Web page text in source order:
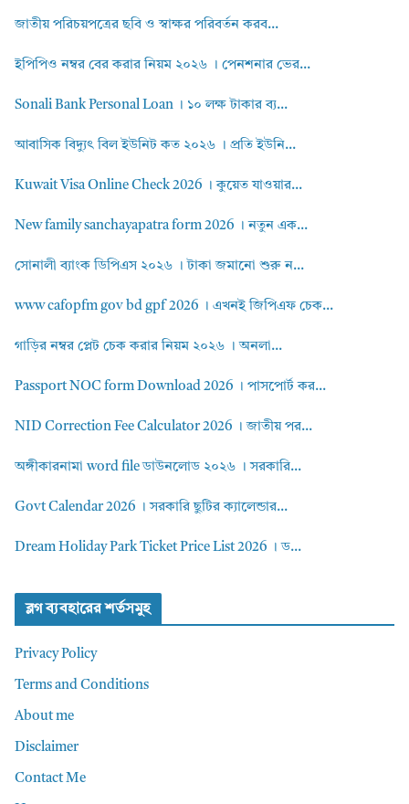
জাতীয় পরিচয়পত্রের ছবি ও স্বাক্ষর পরিবর্তন করব...
ইপিপিও নম্বর বের করার নিয়ম ২০২৬ । পেনশনার ভের...
Sonali Bank Personal Loan । ১০ লক্ষ টাকার ব্য...
আবাসিক বিদ্যুৎ বিল ইউনিট কত ২০২৬ । প্রতি ইউনি...
Kuwait Visa Online Check 2026 । কুয়েত যাওয়ার...
New family sanchayapatra form 2026 । নতুন এক...
সোনালী ব্যাংক ডিপিএস ২০২৬ । টাকা জমানো শুরু ন...
www cafopfm gov bd gpf 2026 । এখনই জিপিএফ চেক...
গাড়ির নম্বর প্লেট চেক করার নিয়ম ২০২৬ । অনলা...
Passport NOC form Download 2026 । পাসপোর্ট কর...
NID Correction Fee Calculator 2026 । জাতীয় পর...
অঙ্গীকারনামা word file ডাউনলোড ২০২৬ । সরকারি...
Govt Calendar 2026 । সরকারি ছুটির ক্যালেন্ডার...
Dream Holiday Park Ticket Price List 2026 । ড...
ব্লগ ব্যবহারের শর্তসমুহ
Privacy Policy
Terms and Conditions
About me
Disclaimer
Contact Me